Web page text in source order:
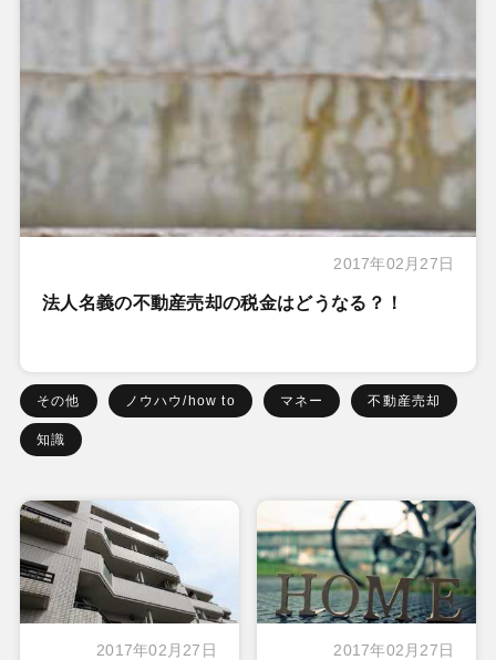
2017年02月27日
法人名義の不動産売却の税金はどうなる？！
その他 ノウハウ/how to マネー 不動産売却
知識
2017年02月27日 2017年02月27日